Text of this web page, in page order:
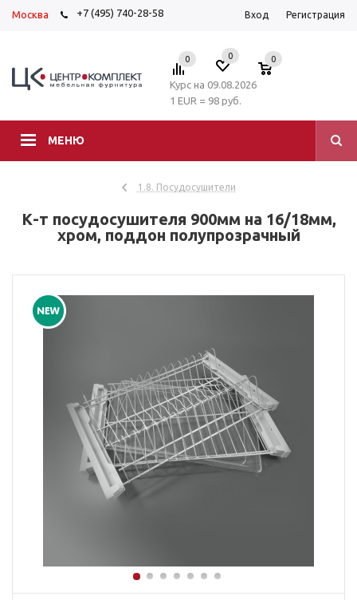
Москва +7 (495) 740-28-58 Вход Регистрация
МЕНЮ
0 0 0
Курс на 09.08.2026
1 EUR = 98 руб.
1.8. Посудосушители
К-т посудосушителя 900мм на 16/18мм,
хром, поддон полупрозрачный